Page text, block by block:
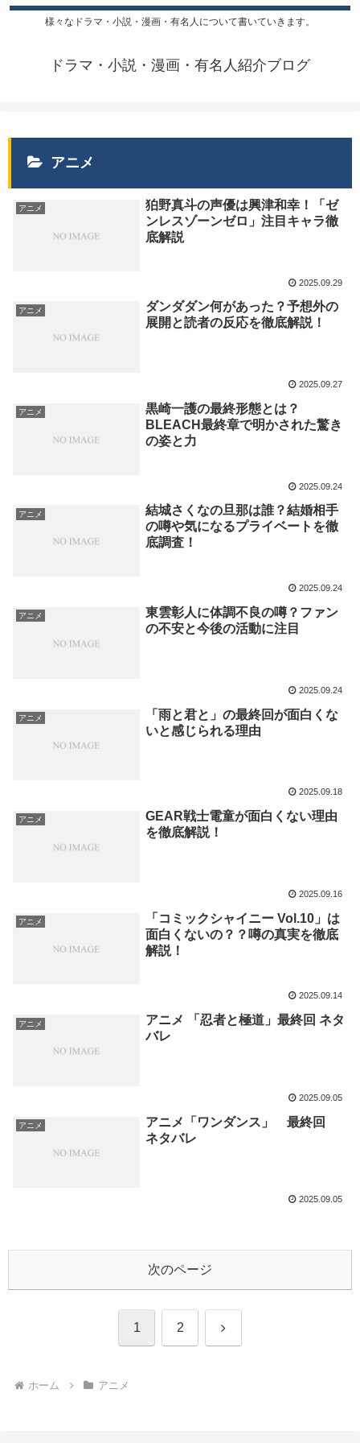
様々なドラマ・小説・漫画・有名人について書いていきます。
ドラマ・小説・漫画・有名人紹介ブログ
アニメ
アニメ
狛野真斗の声優は興津和幸！「ゼ
ンレスゾーンゼロ」注目キャラ徹
底解説
2025.09.29
アニメ
ダンダダン何があった？予想外の
展開と読者の反応を徹底解説！
2025.09.27
アニメ
黒崎一護の最終形態とは？
BLEACH最終章で明かされた驚き
の姿と力
2025.09.24
アニメ
結城さくなの旦那は誰？結婚相手
の噂や気になるプライベートを徹
底調査！
2025.09.24
アニメ
東雲彰人に体調不良の噂？ファン
の不安と今後の活動に注目
2025.09.24
アニメ
「雨と君と」の最終回が面白くな
いと感じられる理由
2025.09.18
アニメ
GEAR戦士電童が面白くない理由
を徹底解説！
2025.09.16
アニメ
「コミックシャイニー Vol.10」は
面白くないの？？噂の真実を徹底
解説！
2025.09.14
アニメ
アニメ 「忍者と極道」最終回 ネタ
バレ
2025.09.05
アニメ
アニメ「ワンダンス」 最終回
ネタバレ
2025.09.05
次のページ
1 2 次
ホーム アニメ